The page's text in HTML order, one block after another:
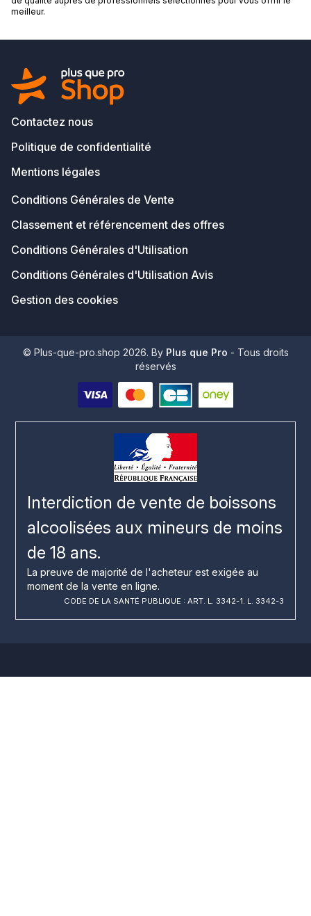
meilleur.
Contactez nous
Politique de confidentialité
Mentions légales
Conditions Générales de Vente
Classement et référencement des offres
Conditions Générales d'Utilisation
Conditions Générales d'Utilisation Avis
Gestion des cookies
© Plus-que-pro.shop 2026. By Plus que Pro - Tous droits
réservés
Interdiction de vente de boissons
alcoolisées aux mineurs de moins
de 18 ans.
La preuve de majorité de l'acheteur est exigée au
moment de la vente en ligne.
CODE DE LA SANTÉ PUBLIQUE : ART. L. 3342-1. L. 3342-3